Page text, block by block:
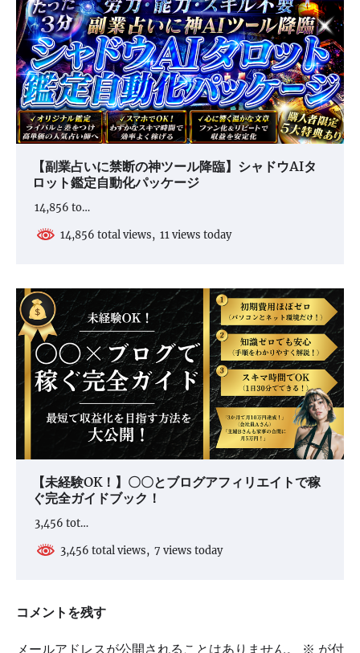
【副業占いに禁断の神ツール降臨】シャドウAIタ
ロット鑑定自動化パッケージ
14,856 to…
14,856 total views, 11 views today
【未経験OK！】〇〇とブログアフィリエイトで稼
ぐ完全ガイドブック！
3,456 tot…
3,456 total views, 7 views today
コメントを残す
メールアドレスが公開されることはありません。 ※ が付